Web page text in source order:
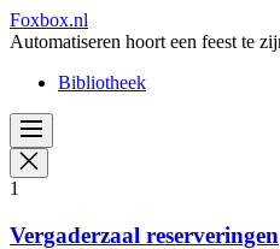
Skip
to
content
Foxbox.nl
Automatiseren hoort een feest te
Bibliotheek
1
Vergaderzaal reserveringen